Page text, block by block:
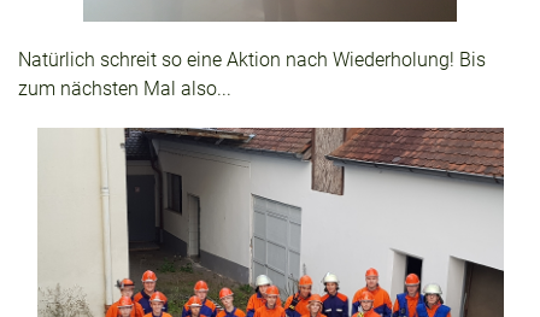
Natürlich schreit so eine Aktion nach Wiederholung! Bis
zum nächsten Mal also...